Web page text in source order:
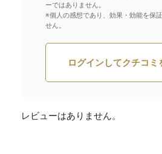
ーではありません。
※個人の感想であり、効果・効能を保
せん。
ログインしてクチコミ
レビューはありません。